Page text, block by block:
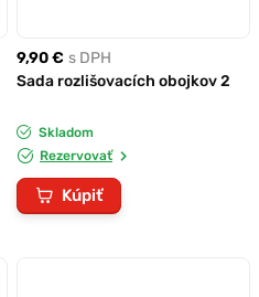
9,90 € s DPH
Sada rozlišovacích obojkov 2
Skladom
Rezervovať
Kúpiť